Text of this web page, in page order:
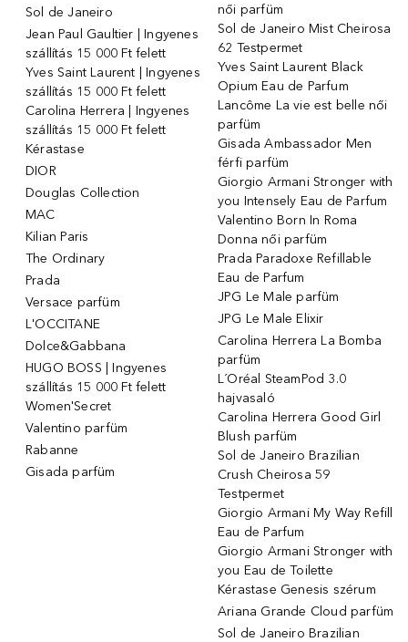
Sol de Janeiro
Jean Paul Gaultier | Ingyenes
szállítás 15 000 Ft felett
Yves Saint Laurent | Ingyenes
szállítás 15 000 Ft felett
Carolina Herrera | Ingyenes
szállítás 15 000 Ft felett
Kérastase
DIOR
Douglas Collection
MAC
Kilian Paris
The Ordinary
Prada
Versace parfüm
L'OCCITANE
Dolce&Gabbana
HUGO BOSS | Ingyenes
szállítás 15 000 Ft felett
Women'Secret
Valentino parfüm
Rabanne
Gisada parfüm
női parfüm
Sol de Janeiro Mist Cheirosa
62 Testpermet
Yves Saint Laurent Black
Opium Eau de Parfum
Lancôme La vie est belle női
parfüm
Gisada Ambassador Men
férfi parfüm
Giorgio Armani Stronger with
you Intensely Eau de Parfum
Valentino Born In Roma
Donna női parfüm
Prada Paradoxe Refillable
Eau de Parfum
JPG Le Male parfüm
JPG Le Male Elixir
Carolina Herrera La Bomba
parfüm
L´Oréal SteamPod 3.0
hajvasaló
Carolina Herrera Good Girl
Blush parfüm
Sol de Janeiro Brazilian
Crush Cheirosa 59
Testpermet
Giorgio Armani My Way Refill
Eau de Parfum
Giorgio Armani Stronger with
you Eau de Toilette
Kérastase Genesis szérum
Ariana Grande Cloud parfüm
Sol de Janeiro Brazilian